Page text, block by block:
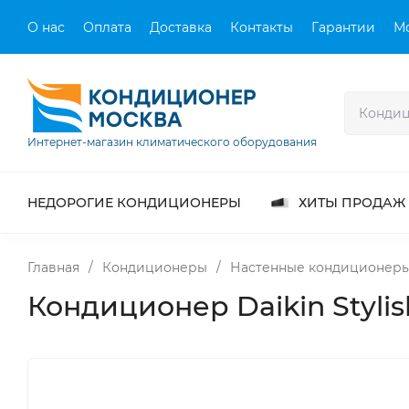
О нас Оплата Доставка Контакты Гарантии
Интернет-магазин климатического оборудования
НЕДОРОГИЕ КОНДИЦИОНЕРЫ ХИТЫ ПРОДАЖ
Главная / Кондиционеры / Настенные
Кондиционер Daikin